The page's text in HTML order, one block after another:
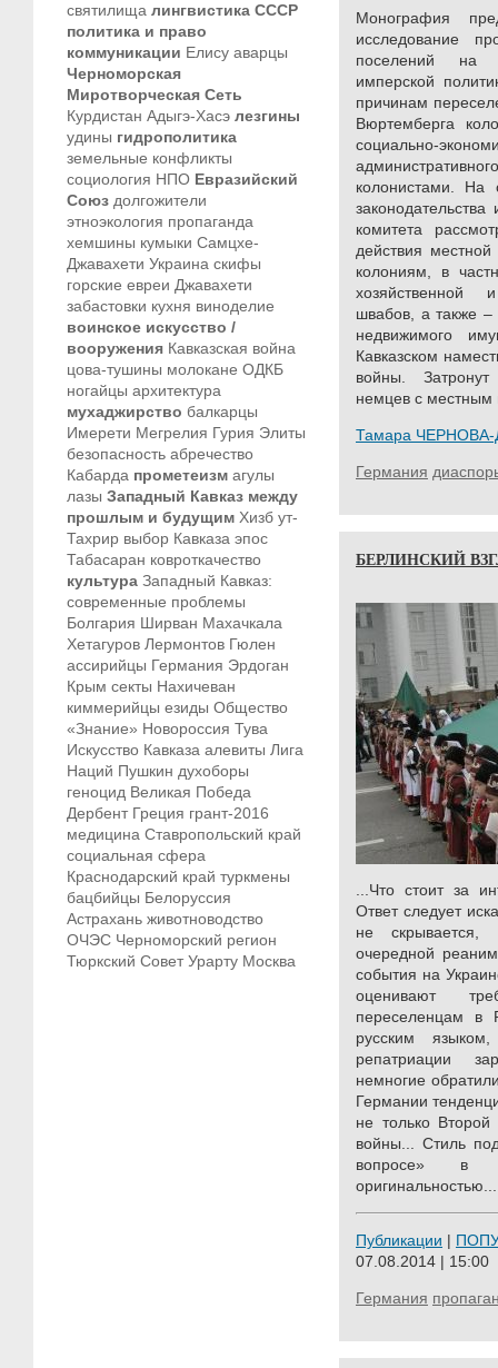
святилища лингвистика СССР
политика и право
коммуникации Елису аварцы
Черноморская
Миротворческая Сеть
Курдистан Адыгэ-Хасэ лезгины
удины гидрополитика
земельные конфликты
социология НПО Евразийский
Союз долгожители
этноэкология пропаганда
хемшины кумыки Самцхе-
Джавахети Украина скифы
горские евреи Джавахети
забастовки кухня виноделие
воинское искусство /
вооружения Кавказская война
цова-тушины молокане ОДКБ
ногайцы архитектура
мухаджирство балкарцы
Имерети Мегрелия Гурия Элиты
безопасность абречество
Кабарда прометеизм агулы
лазы Западный Кавказ между
прошлым и будущим Хизб ут-
Тахрир выбор Кавказа эпос
Табасаран ковроткачество
культура Западный Кавказ:
современные проблемы
Болгария Ширван Махачкала
Хетагуров Лермонтов Гюлен
ассирийцы Германия Эрдоган
Крым секты Нахичеван
киммерийцы езиды Общество
«Знание» Новороссия Тува
Искусство Кавказа алевиты Лига
Наций Пушкин духоборы
геноцид Великая Победа
Дербент Греция грант-2016
медицина Ставропольский край
социальная сфера
Краснодарский край туркмены
бацбийцы Белоруссия
Астрахань животноводство
ОЧЭС Черноморский регион
Тюркский Совет Урарту Москва
Монография
исследование
поселений на
имперской
причинам
Вюртемберга
социально-
колонистами. На
комитета
действия
колониям, в
хозяйственной
швабов, а также –
недвижимого
Кавказском
войны.
немцев с
Тамара ЧЕРНОВА-
Германия
БЕРЛИНСКИЙ
...Что стоит за
Ответ следует
не
очередной
события на
оценивают
переселенцам в
русским
репатриации
немногие
Германии
не только
войны... Стиль
вопросе» в
оригинальностью...
Публикации |
07.08.2014 | 15:00
Германия